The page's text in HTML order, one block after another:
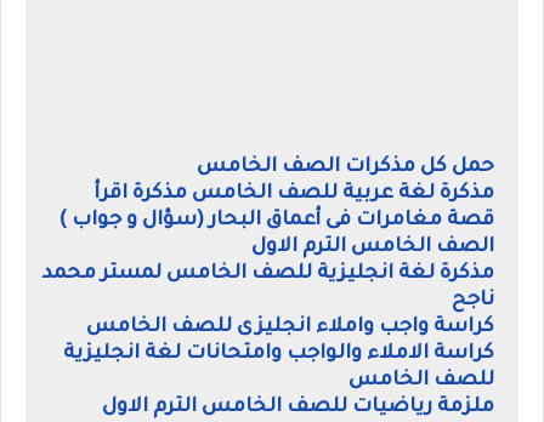
حمل كل مذكرات الصف الخامس
مذكرة لغة عربية للصف الخامس مذكرة اقرأ
قصة مغامرات فى أعماق البحار (سؤال و جواب )
الصف الخامس الترم الاول
مذكرة لغة انجليزية للصف الخامس لمستر محمد
ناجح
كراسة واجب واملاء انجليزى للصف الخامس
كراسة الاملاء والواجب وامتحانات لغة انجليزية
للصف الخامس
ملزمة رياضيات للصف الخامس الترم الاول